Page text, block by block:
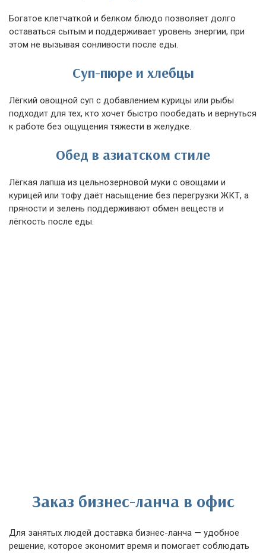
Богатое клетчаткой и белком блюдо позволяет долго
оставаться сытым и поддерживает уровень энергии, при
этом не вызывая сонливости после еды.
Суп-пюре и хлебцы
Лёгкий овощной суп с добавлением курицы или рыбы
подходит для тех, кто хочет быстро пообедать и вернуться
к работе без ощущения тяжести в желудке.
Обед в азиатском стиле
Лёгкая лапша из цельнозерновой муки с овощами и
курицей или тофу даёт насыщение без перегрузки ЖКТ, а
пряности и зелень поддерживают обмен веществ и
лёгкость после еды.
Заказ бизнес-ланча в офис
Для занятых людей доставка бизнес-ланча — удобное
решение, которое экономит время и помогает соблюдать